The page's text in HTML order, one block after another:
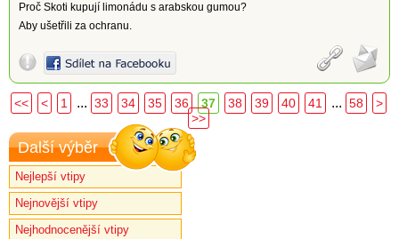
Proč Skoti kupují limonádu s arabskou gumou?
Aby ušetřili za ochranu.
<< < 1 ... 33 34 35 36 37 38 39 40 41 ... 58
>
>>
Další výběr
Nejlepší vtipy
Nejnovější vtipy
Nejhodnocenější vtipy